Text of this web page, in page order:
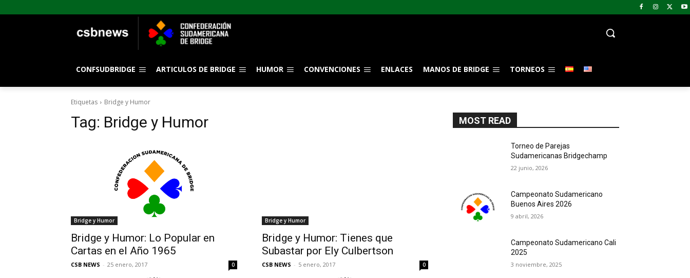
CONFSUDBRIDGE ARTICULOS DE BRIDGE HUMOR CONVENCIONES ENLACES MANOS DE BRIDGE TORNEOS
Etiquetas Bridge y Humor
Tag: Bridge y Humor
Bridge y Humor
Bridge y Humor: Lo Popular en
Cartas en el Año 1965
CSB NEWS - 25 enero, 2017 0
Bridge y Humor
Bridge y Humor: Tienes que
Subastar por Ely Culbertson
CSB NEWS - 5 enero, 2017 0
MOST READ
Torneo de Parejas
Sudamericanas Bridgechamp
22 junio, 2026
Campeonato Sudamericano
Buenos Aires 2026
9 abril, 2026
Campeonato Sudamericano Cali
2025
3 noviembre, 2025